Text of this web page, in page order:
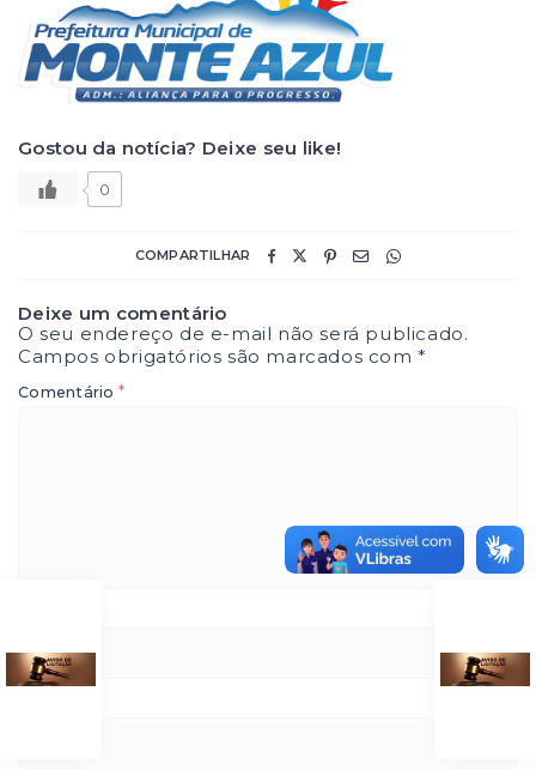
Gostou da notícia? Deixe seu like!
0
COMPARTILHAR
Deixe um comentário
O seu endereço de e-mail não será publicado.
Campos obrigatórios são marcados com*
Comentário *